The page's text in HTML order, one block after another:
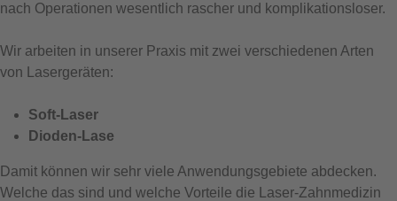
nach Operationen wesentlich rascher und komplikationsloser.
Wir arbeiten in unserer Praxis mit zwei verschiedenen Arten
von Lasergeräten:
Soft-Laser
Dioden-Lase
Damit können wir sehr viele Anwendungsgebiete abdecken.
Welche das sind und welche Vorteile die Laser-Zahnmedizin